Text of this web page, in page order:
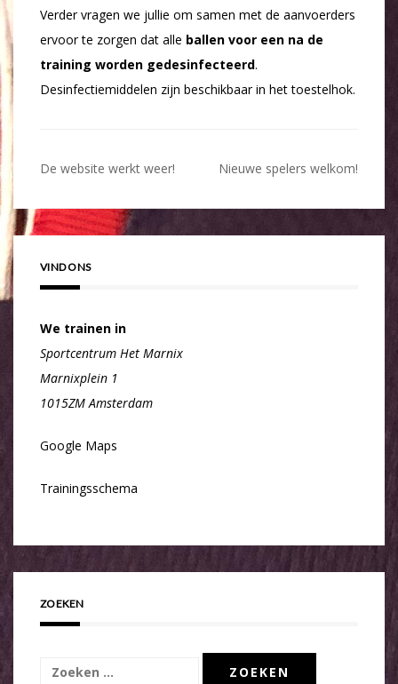
Verder vragen we jullie om samen met de aanvoerders
ervoor te zorgen dat alle ballen voor een na de
training worden gedesinfecteerd.
Desinfectiemiddelen zijn beschikbaar in het toestelhok.
Bericht
De website werkt weer! Nieuwe spelers welkom!
VIND ONS
We trainen in
Sportcentrum Het Marnix
Marnixplein 1
1015ZM Amsterdam
Google Maps
Trainingsschema
ZOEKEN
Zoeken